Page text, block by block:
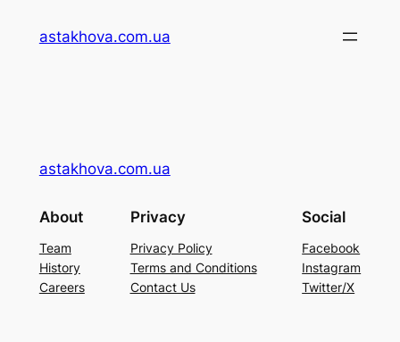
astakhova.com.ua
astakhova.com.ua
About
Team
History
Careers
Privacy
Privacy Policy
Terms and Conditions
Contact Us
Social
Facebook
Instagram
Twitter/X